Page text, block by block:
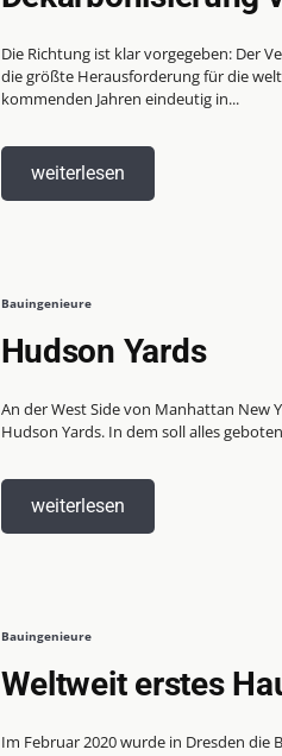
Die Richtung ist klar vorgegeben: Der
die größte Herausforderung für die
kommenden Jahren eindeutig in...
weiterlesen
Bauingenieure
Hudson Yards
An der West Side von Manhattan New
Hudson Yards. In dem soll alles
weiterlesen
Bauingenieure
Weltweit erstes
Im Februar 2020 wurde in Dresden die